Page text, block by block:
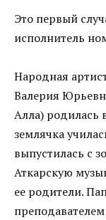
Это первый
исполнитель
Народная
Валерия
Алла) родилась
землячка
выпустилась с
Аткарскую
ее родители.